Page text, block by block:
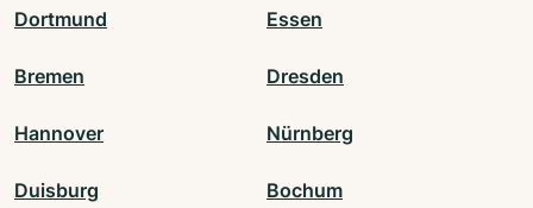
Dortmund Essen
Bremen Dresden
Hannover Nürnberg
Duisburg Bochum